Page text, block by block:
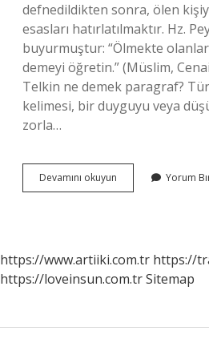
defnedildikten sonra, ölen
esasları hatırlatılmaktır. Hz.
buyurmuştur: “Ölmekte
demeyi öğretin.” (Müslim,
Telkin ne demek paragraf?
kelimesi, bir duyguyu veya
zorla…
Devamını okuyun
Ne
Yorum
https://www.artiiki.com.tr https://
https://loveinsun.com.trSitemap